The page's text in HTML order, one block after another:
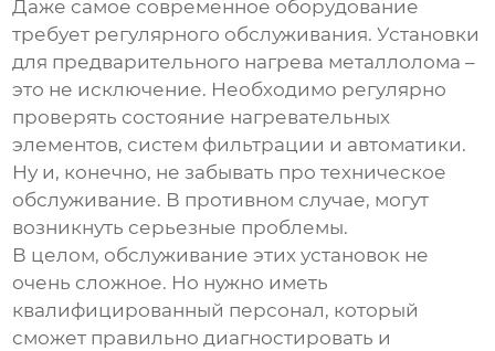
Даже самое современное оборудование
требует регулярного обслуживания. Установки
для предварительного нагрева металлолома –
это не исключение. Необходимо регулярно
проверять состояние нагревательных
элементов, систем фильтрации и автоматики.
Ну и, конечно, не забывать про техническое
обслуживание. В противном случае, могут
возникнуть серьезные проблемы.
В целом, обслуживание этих установок не
очень сложное. Но нужно иметь
квалифицированный персонал, который
сможет правильно диагностировать и